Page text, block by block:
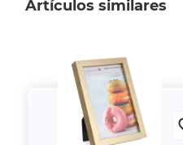
Artículos similares